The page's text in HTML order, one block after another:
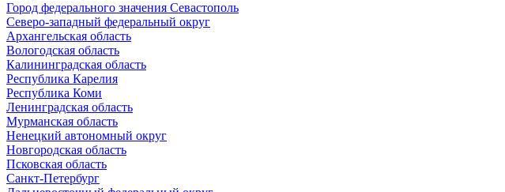
Город федерального значения Севастополь
Северо-западный федеральный округ
Архангельская область
Вологодская область
Калининградская область
Республика Карелия
Республика Коми
Ленинградская область
Мурманская область
Ненецкий автономный округ
Новгородская область
Псковская область
Санкт-Петербург